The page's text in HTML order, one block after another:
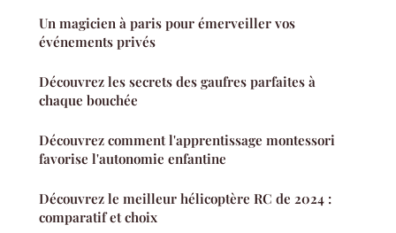
Un magicien à paris pour émerveiller vos
événements privés
Découvrez les secrets des gaufres parfaites à
chaque bouchée
Découvrez comment l'apprentissage montessori
favorise l'autonomie enfantine
Découvrez le meilleur hélicoptère RC de 2024 :
comparatif et choix